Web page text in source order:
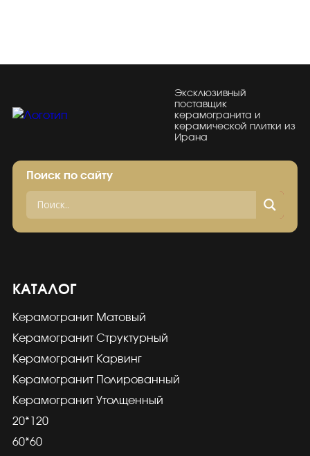
Эксклюзивный
поставщик
керамогранита и
керамической плитки из
Ирана
Поиск по сайту
КАТАЛОГ
Керамогранит Матовый
Керамогранит Структурный
Керамогранит Карвинг
Керамогранит Полированный
Керамогранит Утолщенный
20*120
60*60